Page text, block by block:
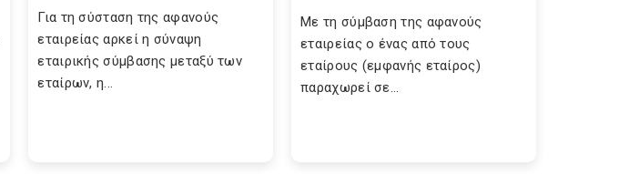
Για τη σύσταση της αφανούς
εταιρείας αρκεί η σύναψη
εταιρικής σύμβασης μεταξύ των
εταίρων, η...
Με τη σύμβαση της αφανούς
εταιρείας ο ένας από τους
εταίρους (εμφανής εταίρος)
παραχωρεί σε...